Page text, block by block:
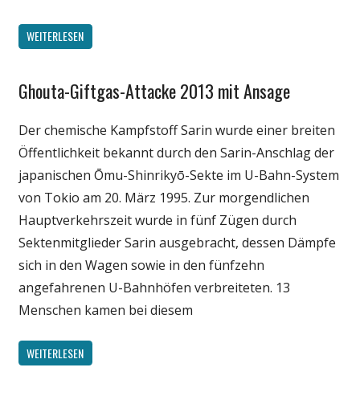
WEITERLESEN
Gesellschaft
Politik
Wissenschaft
Ghouta-Giftgas-Attacke 2013 mit Ansage
Der chemische Kampfstoff Sarin wurde einer breiten
Öffentlichkeit bekannt durch den Sarin-Anschlag der
japanischen Ōmu-Shinrikyō-Sekte im U-Bahn-System
von Tokio am 20. März 1995. Zur morgendlichen
Hauptverkehrszeit wurde in fünf Zügen durch
Sektenmitglieder Sarin ausgebracht, dessen Dämpfe
sich in den Wagen sowie in den fünfzehn
angefahrenen U-Bahnhöfen verbreiteten. 13
Menschen kamen bei diesem
WEITERLESEN